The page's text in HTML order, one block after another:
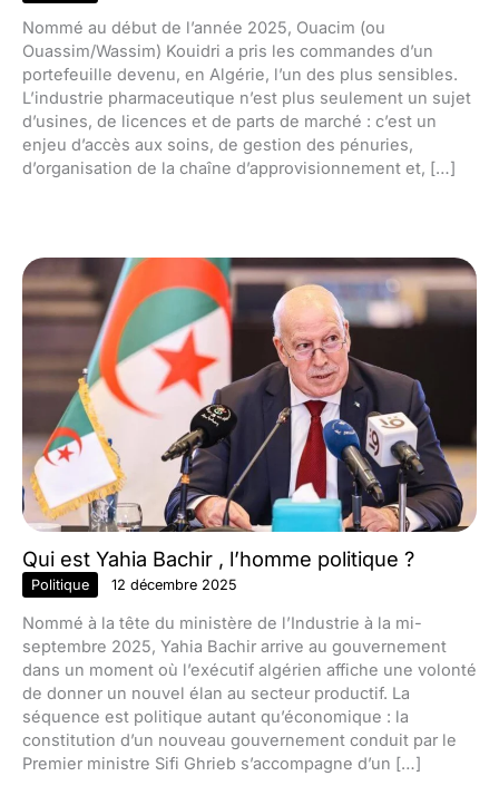
Nommé au début de l’année 2025, Ouacim (ou
Ouassim/Wassim) Kouidri a pris les commandes d’un
portefeuille devenu, en Algérie, l’un des plus sensibles.
L’industrie pharmaceutique n’est plus seulement un sujet
d’usines, de licences et de parts de marché : c’est un
enjeu d’accès aux soins, de gestion des pénuries,
d’organisation de la chaîne d’approvisionnement et, […]
Qui est Yahia Bachir , l’homme politique ?
Politique 12 décembre 2025
Nommé à la tête du ministère de l’Industrie à la mi-
septembre 2025, Yahia Bachir arrive au gouvernement
dans un moment où l’exécutif algérien affiche une volonté
de donner un nouvel élan au secteur productif. La
séquence est politique autant qu’économique : la
constitution d’un nouveau gouvernement conduit par le
Premier ministre Sifi Ghrieb s’accompagne d’un […]